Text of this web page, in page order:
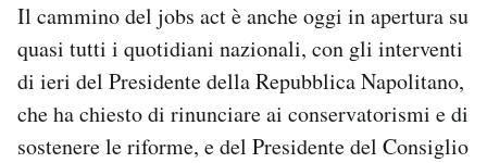
CALENDARIO
Il cammino del jobs act è anche oggi in apertura su
quasi tutti i quotidiani nazionali, con gli interventi
di ieri del Presidente della Repubblica Napolitano,
che ha chiesto di rinunciare ai conservatorismi e di
sostenere le riforme, e del Presidente del Consiglio